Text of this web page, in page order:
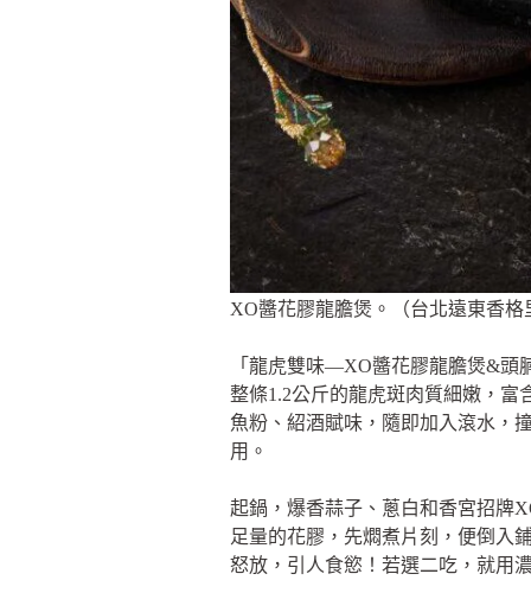
XO醬花膠龍膽煲。（台北遠東香格
「龍虎雙味—XO醬花膠龍膽煲&頭
整條1.2公斤的龍虎斑肉質細嫩，
魚粉、紹酒賦味，隨即加入滾水，
用。
起鍋，爆香蒜子、蔥白和香宮招牌
足量的花膠，先燜煮片刻，便倒入
怒放，引人食慾！若選二吃，就用